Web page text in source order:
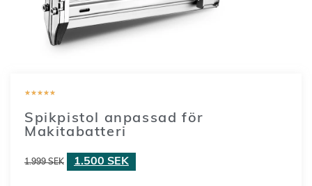
★★★★★
Spikpistol anpassad för
Makitabatteri
1.999SEK 1.500 SEK